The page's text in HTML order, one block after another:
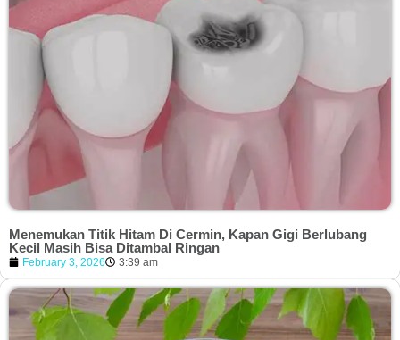
Menemukan Titik Hitam Di Cermin, Kapan Gigi Berlubang
Kecil Masih Bisa Ditambal Ringan
February 3, 2026 3:39 am